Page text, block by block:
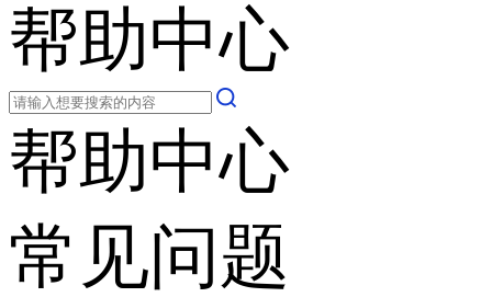
帮助中心
帮助中心
常见问题